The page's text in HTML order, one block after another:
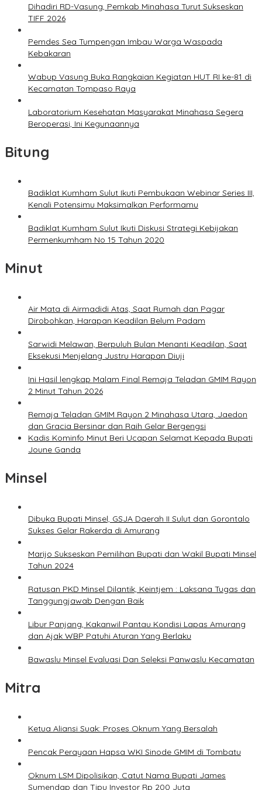
Dihadiri RD-Vasung, Pemkab Minahasa Turut Sukseskan
TIFF 2026
Pemdes Sea Tumpengan Imbau Warga Waspada
Kebakaran
Wabup Vasung Buka Rangkaian Kegiatan HUT RI ke-81 di
Kecamatan Tompaso Raya
Laboratorium Kesehatan Masyarakat Minahasa Segera
Beroperasi, Ini Kegunaannya
Bitung
Badiklat Kumham Sulut Ikuti Pembukaan Webinar Series III,
Kenali Potensimu Maksimalkan Performamu
Badiklat Kumham Sulut Ikuti Diskusi Strategi Kebijakan
Permenkumham No 15 Tahun 2020
Minut
Air Mata di Airmadidi Atas, Saat Rumah dan Pagar
Dirobohkan, Harapan Keadilan Belum Padam
Sarwidi Melawan, Berpuluh Bulan Menanti Keadilan, Saat
Eksekusi Menjelang Justru Harapan Diuji
Ini Hasil lengkap Malam Final Remaja Teladan GMIM Rayon
2 Minut Tahun 2026
Remaja Teladan GMIM Rayon 2 Minahasa Utara, Jaedon
dan Gracia Bersinar dan Raih Gelar Bergengsi
Kadis Kominfo Minut Beri Ucapan Selamat Kepada Bupati
Joune Ganda
Minsel
Dibuka Bupati Minsel, GSJA Daerah II Sulut dan Gorontalo
Sukses Gelar Rakerda di Amurang
Marijo Sukseskan Pemilihan Bupati dan Wakil Bupati Minsel
Tahun 2024
Ratusan PKD Minsel Dilantik, Keintjem : Laksana Tugas dan
Tanggungjawab Dengan Baik
Libur Panjang, Kakanwil Pantau Kondisi Lapas Amurang
dan Ajak WBP Patuhi Aturan Yang Berlaku
Bawaslu Minsel Evaluasi Dan Seleksi Panwaslu Kecamatan
Mitra
Ketua Aliansi Suak: Proses Oknum Yang Bersalah
Pencak Perayaan Hapsa WKI Sinode GMIM di Tombatu
Oknum LSM Dipolisikan, Catut Nama Bupati James
Sumendap dan Tipu Investor Rp 200 Juta